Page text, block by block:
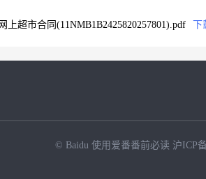
上超市合同(11NMB1B2425820257801).pdf
© Baidu 使用爱番番前必读 沪ICP